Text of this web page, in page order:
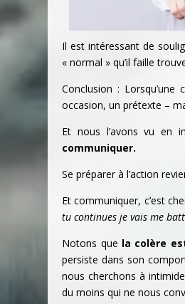
Il est intéressant de
« normal » qu’il faille
Conclusion :
occasion, un prétexte –
Et nous l’avons vu en
communiquer.
Se préparer à l’action
Et communiquer, c’est
tu continues je vais me
Notons que la colère
persiste dans son
nous cherchons à
du moins qui ne nous